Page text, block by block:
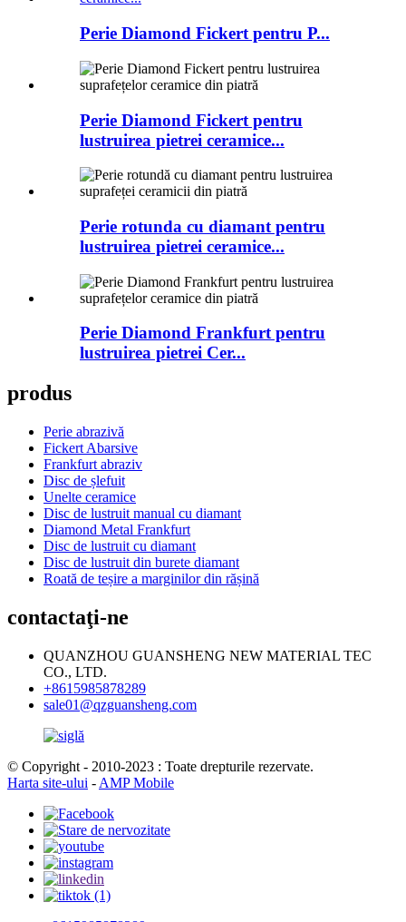
Perie Diamond Fickert pentru P...
Perie Diamond Fickert pentru
lustruirea pietrei ceramice...
Perie rotunda cu diamant pentru
lustruirea pietrei ceramice...
Perie Diamond Frankfurt pentru
lustruirea pietrei Cer...
produs
Perie abrazivă
Fickert Abarsive
Frankfurt abraziv
Disc de șlefuit
Unelte ceramice
Disc de lustruit manual cu diamant
Diamond Metal Frankfurt
Disc de lustruit cu diamant
Disc de lustruit din burete diamant
Roată de teșire a marginilor din rășină
contactaţi-ne
QUANZHOU GUANSHENG NEW MATERIAL TEC
CO., LTD.
+8615985878289
sale01@qzguansheng.com
© Copyright - 2010-2023 : Toate drepturile rezervate.
Harta site-ului - AMP Mobile